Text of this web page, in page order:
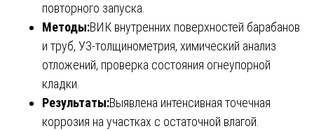
повторного запуска.
Методы:ВИК внутренних поверхностей барабанов
и труб, УЗ-толщинометрия, химический анализ
отложений, проверка состояния огнеупорной
кладки.
Результаты:Выявлена интенсивная точечная
коррозия на участках с остаточной влагой.